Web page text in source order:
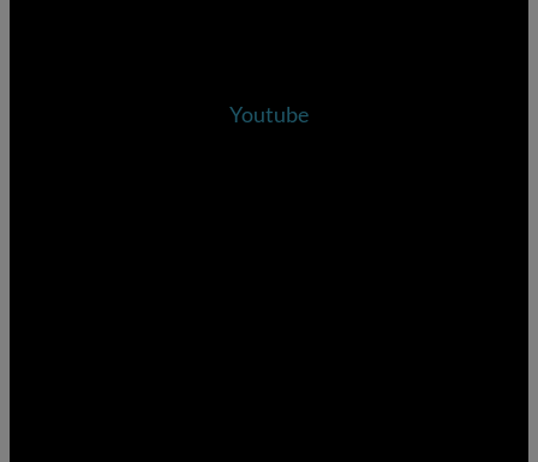
Youtube